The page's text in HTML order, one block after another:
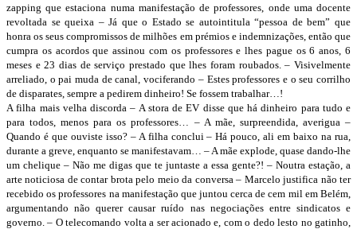
zapping que estaciona numa manifestação de professores, onde uma docente
revoltada se queixa – Já que o Estado se autointitula “pessoa de bem” que
honra os seus compromissos de milhões em prémios e indemnizações, então que
cumpra os acordos que assinou com os professores e lhes pague os 6 anos, 6
meses e 23 dias de serviço prestado que lhes foram roubados. – Visivelmente
arreliado, o pai muda de canal, vociferando – Estes professores e o seu corrilho
de disparates, sempre a pedirem dinheiro! Se fossem trabalhar…!
A filha mais velha discorda – A stora de EV disse que há dinheiro para tudo e
para todos, menos para os professores… – A mãe, surpreendida, averigua –
Quando é que ouviste isso? – A filha conclui – Há pouco, ali em baixo na rua,
durante a greve, enquanto se manifestavam… – A mãe explode, quase dando-lhe
um chelique – Não me digas que te juntaste a essa gente?! – Noutra estação, a
arte noticiosa de contar brota pelo meio da conversa – Marcelo justifica não ter
recebido os professores na manifestação que juntou cerca de cem mil em Belém,
argumentando não querer causar ruído nas negociações entre sindicatos e
governo. – O telecomando volta a ser acionado e, com o dedo lesto no gatinho,